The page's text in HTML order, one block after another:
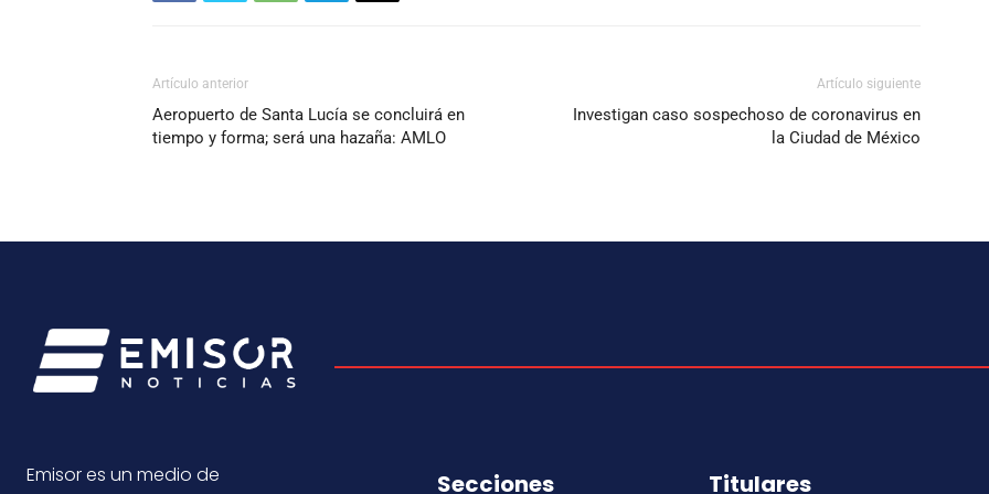
Artículo anterior
Aeropuerto de Santa Lucía se concluirá en
tiempo y forma; será una hazaña: AMLO
Artículo siguiente
Investigan caso sospechoso de coronavirus en
la Ciudad de México
Emisor es un medio de
Secciones Titulares